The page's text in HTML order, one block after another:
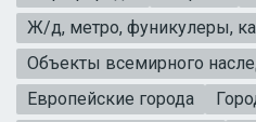
Ж/д, метро, фуникулеры,
Объекты всемирного
Европейские города